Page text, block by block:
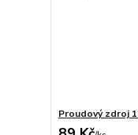
Proudový zdroj